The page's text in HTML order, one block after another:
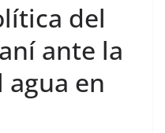
del
ante la
en